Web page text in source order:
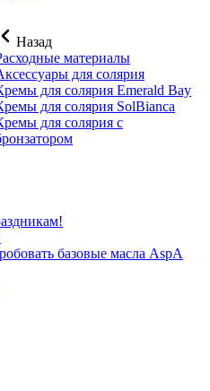
Назад
материалы
для солярия
для солярия Emerald Bay
для солярия SolBianca
для солярия с
базовые масла AspA